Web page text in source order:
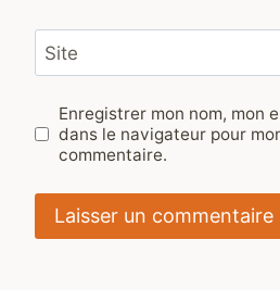
Site
Enregistrer mon nom, mon
dans le navigateur pour
commentaire.